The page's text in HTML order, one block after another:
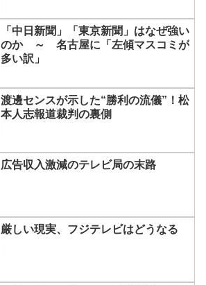
「中日新聞」「東京新聞」はなぜ強い
のか ～ 名古屋に「左傾マスコミが
多い訳」
渡邊センスが示した“勝利の流儀”！松
本人志報道裁判の裏側
広告収入激減のテレビ局の末路
厳しい現実、フジテレビはどうなる